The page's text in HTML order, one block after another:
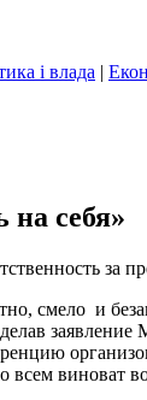
і влада |
на себя»
за
смело и
всем виноват